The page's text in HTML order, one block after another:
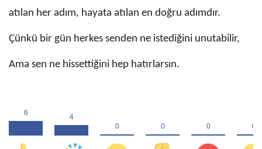
atılan her adım, hayata atılan en doğru adımdır.
Çünkü bir gün herkes senden ne istediğini unutabilir,
Ama sen ne hissettiğini hep hatırlarsın.